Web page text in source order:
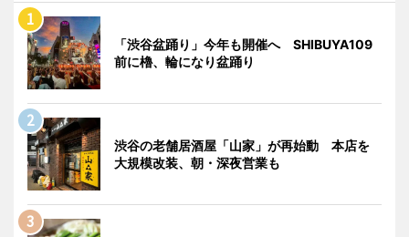
「渋谷盆踊り」今年も開催へ SHIBUYA109
前に櫓、輪になり盆踊り
渋谷の老舗居酒屋「山家」が再始動 本店を
大規模改装、朝・深夜営業も